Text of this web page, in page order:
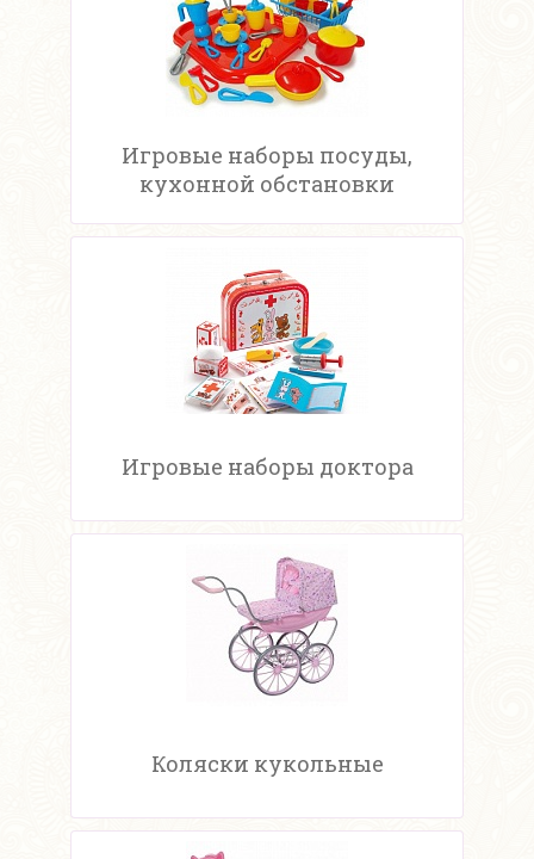
Игровые наборы посуды,
кухонной обстановки
Игровые наборы доктора
Коляски кукольные